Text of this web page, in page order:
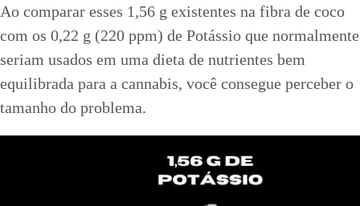
Ao comparar esses 1,56 g existentes na fibra de coco
com os 0,22 g (220 ppm) de Potássio que normalmente
seriam usados em uma dieta de nutrientes bem
equilibrada para a cannabis, você consegue perceber o
tamanho do problema.